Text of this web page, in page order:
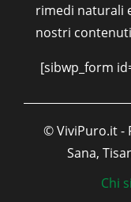
rimedi naturali
nostri
[sibwp_form
© ViviPuro.it -
Sana,
Chi